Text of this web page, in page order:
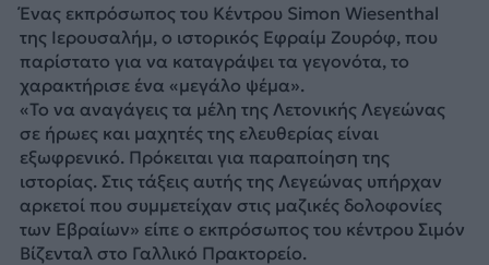
Ένας εκπρόσωπος του Κέντρου Simon Wiesenthal
της Ιερουσαλήμ, ο ιστορικός Εφραίμ Ζουρόφ, που
παρίστατο για να καταγράψει τα γεγονότα, το
χαρακτήρισε ένα «μεγάλο ψέμα».
«Το να αναγάγεις τα μέλη της Λετονικής Λεγεώνας
σε ήρωες και μαχητές της ελευθερίας είναι
εξωφρενικό. Πρόκειται για παραποίηση της
ιστορίας. Στις τάξεις αυτής της Λεγεώνας υπήρχαν
αρκετοί που συμμετείχαν στις μαζικές δολοφονίες
των Εβραίων» είπε ο εκπρόσωπος του κέντρου Σιμόν
Βίζενταλ στο Γαλλικό Πρακτορείο.